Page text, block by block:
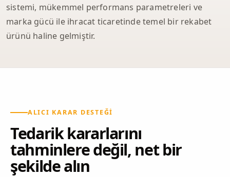
sistemi, mükemmel performans parametreleri ve
marka gücü ile ihracat ticaretinde temel bir rekabet
ürünü haline gelmiştir.
ALICI KARAR DESTEĞI
Tedarik kararlarını
tahminlere değil, net bir
şekilde alın